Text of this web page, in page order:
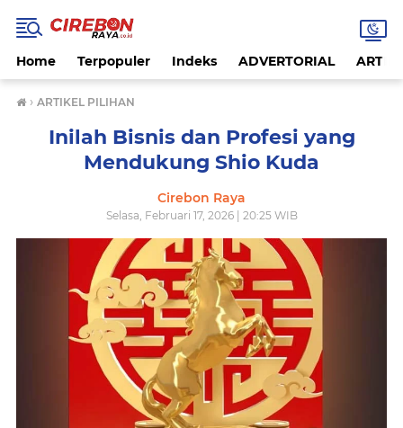
Home Terpopuler Indeks ADVERTORIAL
› ARTIKEL PILIHAN
Inilah Bisnis dan Profesi yang
Mendukung Shio Kuda
Cirebon Raya
Selasa, Februari 17, 2026 | 20:25 WIB